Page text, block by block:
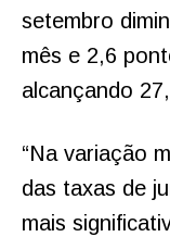
setembro
mês e 2,6
alcançando
“Na variação
das taxas de
mais